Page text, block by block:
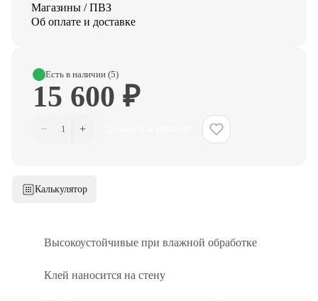
Магазины / ПВЗ
Об оплате и доставке
Есть в наличии (5)
15 600 ₽
− 1 +
Калькулятор
Высокоустойчивые при влажной обработке
Клей наносится на стену